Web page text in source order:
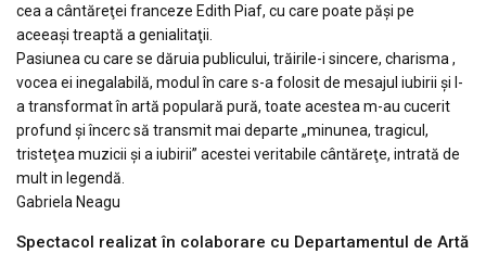
cea a cântăreţei franceze Edith Piaf, cu care poate păşi pe
aceeaşi treaptă a genialitaţii.
Pasiunea cu care se dăruia publicului, trăirile-i sincere, charisma ,
vocea ei inegalabilă, modul în care s-a folosit de mesajul iubirii şi l-
a transformat în artă populară pură, toate acestea m-au cucerit
profund şi încerc să transmit mai departe „minunea, tragicul,
tristeţea muzicii şi a iubirii” acestei veritabile cântăreţe, intrată de
mult in legendă.
Gabriela Neagu
Spectacol realizat în colaborare cu Departamentul de Artă